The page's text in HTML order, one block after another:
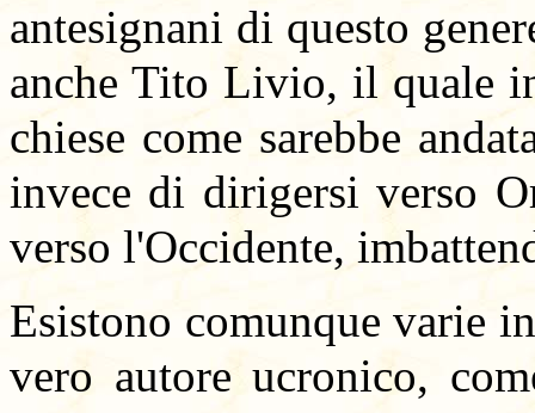
antesignani di questo
anche Tito Livio, il quale
chiese come sarebbe
invece di dirigersi verso
verso l'Occidente,
Esistono comunque varie
vero autore ucronico,